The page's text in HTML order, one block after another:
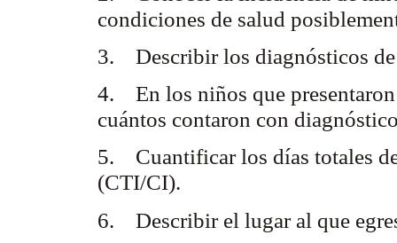
condiciones de salud
3. Describir los diagnósticos
4. En los niños que
cuántos contaron con
5. Cuantificar los días totales
(CTI/CI).
6. Describir el lugar al que